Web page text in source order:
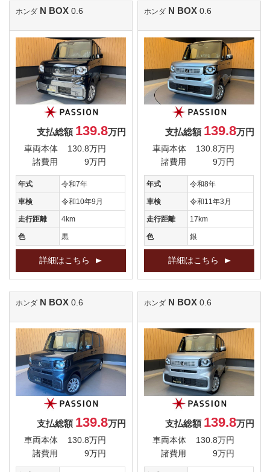
ホンダ N BOX0.6
支払総額 139.8万円
車両本体
130.8万円
諸費用
9万円
年式 令和7年
車検 令和10年9月
走行距離 4km
色 黒
詳細はこちら
ホンダ N BOX0.6
支払総額 139.8万円
車両本体
130.8万円
諸費用
9万円
年式 令和8年
車検 令和11年3月
走行距離 17km
色 銀
詳細はこちら
ホンダ N BOX0.6
支払総額 139.8万円
車両本体
130.8万円
諸費用
9万円
ホンダ N BOX0.6
支払総額 139.8万円
車両本体
130.8万円
諸費用
9万円